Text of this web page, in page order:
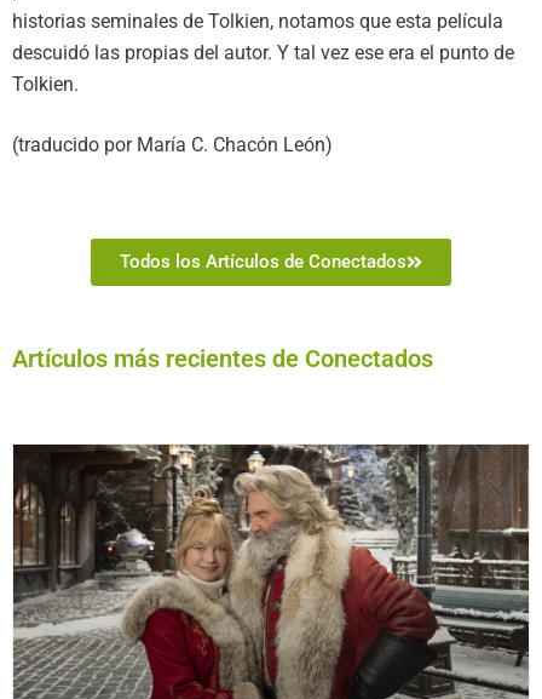
historias seminales de Tolkien, notamos que esta película
descuidó las propias del autor. Y tal vez ese era el punto de
Tolkien.
(traducido por María C. Chacón León)
Todos los Artículos de Conectados
Artículos más recientes de Conectados